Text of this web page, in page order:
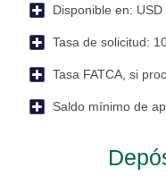
Disponible en: USD
Tasa de solicitud:
Tasa FATCA, si
Saldo mínimo de